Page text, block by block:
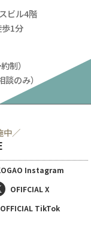
ビル4階
1分
制）
のみ）
中／
Instagram
OFIFCIAL X
OFFICIAL TikTok